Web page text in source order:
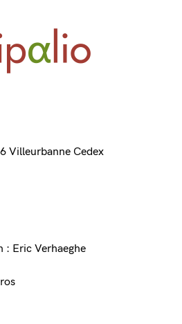
Villeurbanne Cedex
: Eric Verhaeghe